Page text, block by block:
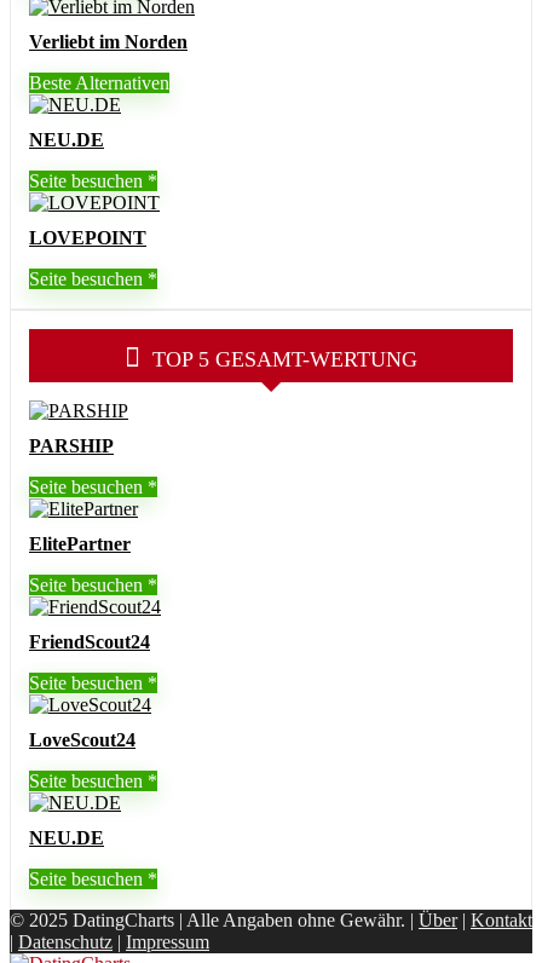
Verliebt im Norden
Beste Alternativen
NEU.DE
Seite besuchen
LOVEPOINT
Seite besuchen
TOP 5 GESAMT-WERTUNG
PARSHIP
Seite besuchen
ElitePartner
Seite besuchen
FriendScout24
Seite besuchen
LoveScout24
Seite besuchen
NEU.DE
Seite besuchen
© 2025 DatingCharts | Alle Angaben ohne Gewähr. | Über| Kontakt
| Datenschutz | Impressum